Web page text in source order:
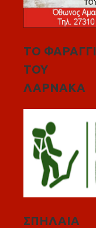
ΤΟ ΦΑΡΑΓΓΙ
ΤΟΥ
ΛΑΡΝΑΚΑ
ΣΠΗΛΑΙΑ